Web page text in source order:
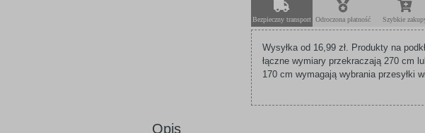
Bezpieczny transport Odroczona płatność Szybkie
Wysyłka od 16,99 zł. Produkty na
łączne wymiary przekraczają 270 cm
170 cm wymagają wybrania przesyłki
Opis